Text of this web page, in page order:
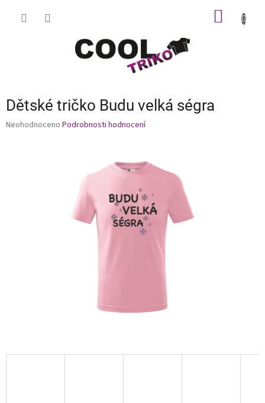
Dětské tričko Budu velká ségra
Průměrné
Neohodnoceno Podrobnosti hodnocení